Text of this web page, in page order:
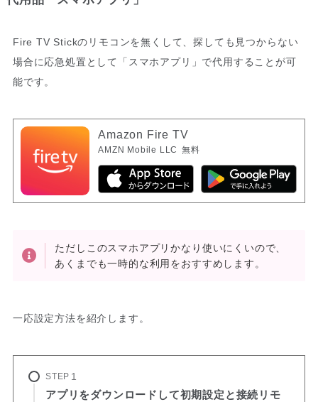
Fire TV Stickのリモコンを無くして、探しても見つからない
場合に応急処置として「スマホアプリ」で代用することが可
能です。
Amazon Fire TV
AMZN Mobile LLC 無料
ただしこのスマホアプリかなり使いにくいので、
あくまでも一時的な利用をおすすめします。
一応設定方法を紹介します。
STEP
アプリをダウンロードして初期設定と接続リモ